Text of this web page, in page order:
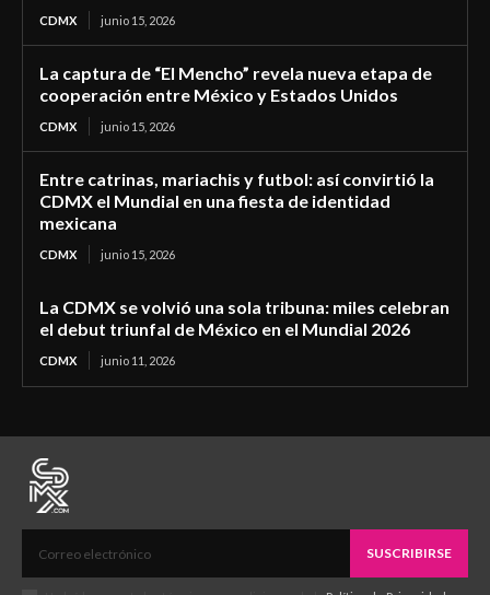
CDMX junio 15, 2026
La captura de “El Mencho” revela nueva etapa de
cooperación entre México y Estados Unidos
CDMX junio 15, 2026
Entre catrinas, mariachis y futbol: así convirtió la
CDMX el Mundial en una fiesta de identidad
mexicana
CDMX junio 15, 2026
La CDMX se volvió una sola tribuna: miles celebran
el debut triunfal de México en el Mundial 2026
CDMX junio 11, 2026
SUSCRIBIRSE